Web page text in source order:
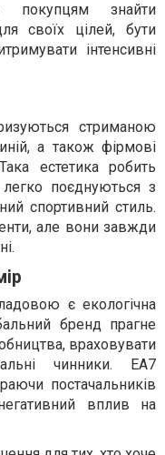
знайти
своїх цілей, бути
інтенсивні
стриманою
а також фірмові
естетика робить
поєднуються з
спортивний стиль.
але вони завжди
є екологічна
бренд прагне
враховувати
чинники. EA7
постачальників
вплив на